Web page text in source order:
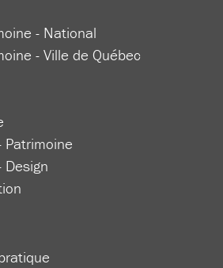
- National
- Ville de Québec
Patrimoine
Design